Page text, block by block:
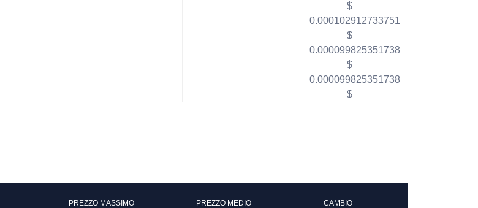
$
0.000102912733751
$
0.000099825351738
$
0.000099825351738
$
PREZZO MASSIMO PREZZO MEDIO CAMBIO